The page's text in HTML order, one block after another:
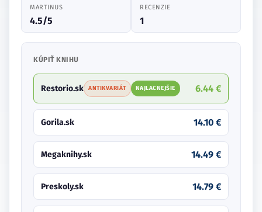
MARTINUS
4.5/5
RECENZIE
1
KÚPIŤ KNIHU
Restorio.sk ANTIKVARIÁT NAJLACNEJŠIE 6.44 €
Gorila.sk 14.10 €
Megaknihy.sk 14.49 €
Preskoly.sk 14.79 €